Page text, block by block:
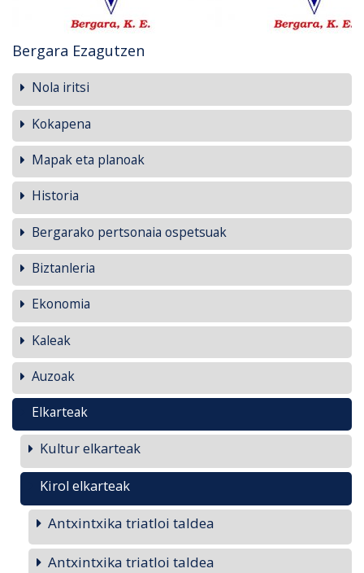
Bergara Ezagutzen
Nola iritsi
Kokapena
Mapak eta planoak
Historia
Bergarako pertsonaia ospetsuak
Biztanleria
Ekonomia
Kaleak
Auzoak
Elkarteak
Kultur elkarteak
Kirol elkarteak
Antxintxika triatloi taldea
Antxintxika triatloi taldea